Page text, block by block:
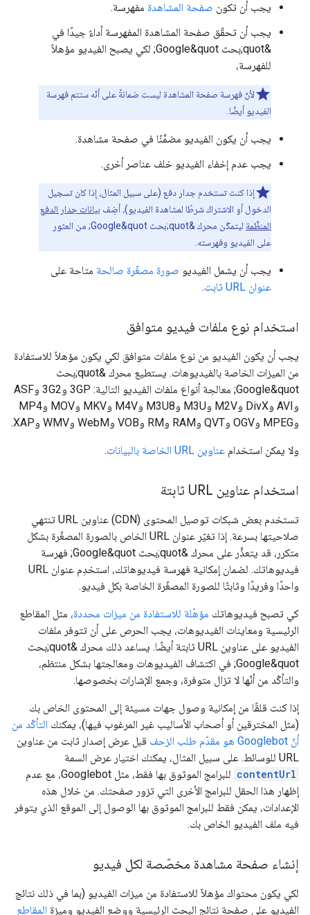
يجب أن تكون صفحة المشاهدة مفهرسة.
يجب أن تحقّق صفحة المشاهدة المفهرسة أداءً جيدًا في
&quot;بحث Google&quot; لكي يصبح الفيديو مؤهلاً
للفهرسة،
لأنّ فهرسة صفحة المشاهدة ليست ضمانةً على أنّه ستتم فهرسة
الفيديو أيضًا.
يجب أن يكون الفيديو مضمَّنًا في صفحة مشاهدة.
يجب عدم إخفاء الفيديو خلف عناصر أخرى.
إذا كنت تستخدم جدار دفع (على سبيل المثال، إذا كان تسجيل
الدخول أو الاشتراك شرطًا لمشاهدة الفيديو)، أضِف بيانات جدار الدفع
المنظَّمة
ليتمكّن محرك &quot;بحث Google&quot; من العثور
على الفيديو وفهرسته.
يجب أن يشمل الفيديو صورة مصغّرة صالحة متاحة على
عنوان URL ثابت
.
استخدام نوع ملفات فيديو متوافق
يجب أن يكون الفيديو من نوع ملفات متوافق لكي يكون مؤهلاً للاستفادة
من الميزات الخاصة بالفيديوهات. يستطيع محرك &quot;بحث
Google&quot; معالجة أنواع ملفات الفيديو التالية: ‫3GP و3G2 وASF
وAVI وDivX وM2V وM3U وM3U8 وM4V وMKV وMOV وMP4
وMPEG وOGV وQVT وRAM وRM وVOB وWebM وWMV وXAP.
ولا يمكن استخدام عناوين URL الخاصة بالبيانات .
استخدام عناوين URL ثابتة
تستخدم بعض شبكات توصيل المحتوى (CDN) عناوين URL تنتهي
صلاحيتها بسرعة. إذا تغيّر عنوان URL الخاص بالصورة المصغّرة بشكل
متكرر، قد يتعذَّر على محرك &quot;بحث Google&quot; فهرسة
فيديوهاتك. لضمان إمكانية فهرسة فيديوهاتك، استخدِم عنوان URL
واحدًا وفريدًا وثابتًا للصورة المصغّرة الخاصة بكل فيديو.
كي تصبح فيديوهاتك مؤهّلة للاستفادة من ميزات محددة، مثل المقاطع
الرئيسية ومعاينات الفيديوهات، يجب الحرص على أن تتوفر ملفات
الفيديو على عناوين URL ثابتة أيضًا. يساعد ذلك محرك &quot;بحث
Google&quot; في اكتشاف الفيديوهات ومعالجتها بشكل منتظم،
والتأكّد من أنّها لا تزال متوفرة، وجمع الإشارات بخصوصها.
إذا كنت قلقًا من إمكانية وصول جهات مسيئة إلى المحتوى الخاص بك
(مثل المخترقين أو أصحاب الأساليب غير المرغوب فيها)، يمكنك التأكّد من
أنّ Googlebot هو مقدّم طلب الزحف
قبل عرض إصدار ثابت من عناوين
URL للوسائط. على سبيل المثال، يمكنك اختيار عرض السمة
contentUrl
للبرامج الموثوق بها فقط، مثل Googlebot، مع عدم
إظهار هذا الحقل للبرامج الأخرى التي تزور صفحتك. من خلال هذه
الإعدادات، يمكن فقط للبرامج الموثوق بها الوصول إلى الموقع الذي يتوفر
فيه ملف الفيديو الخاص بك.
إنشاء صفحة مشاهدة مخصّصة لكل فيديو
لكي يكون محتواك مؤهلاً للاستفادة من ميزات الفيديو (بما في ذلك نتائج
الفيديو على صفحة نتائج البحث الرئيسية ووضع الفيديو وميزة المقاطع